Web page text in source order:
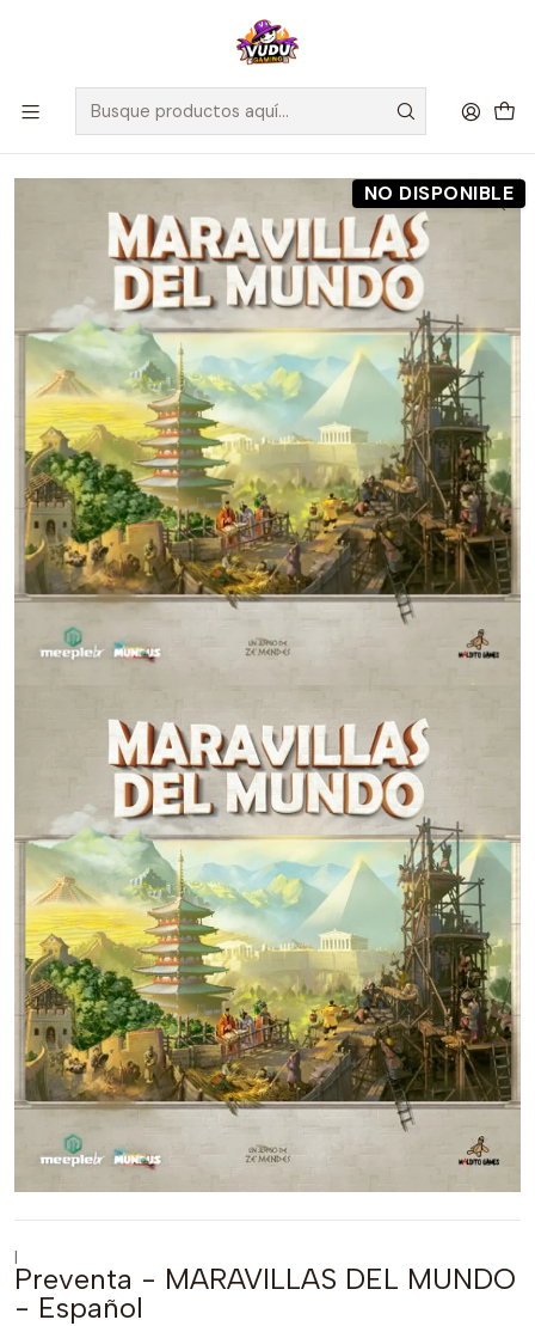
🚀 ¡Despachamos a todo Chile! Envío GRATIS a Regiones sobre
$100.000 y a RM sobre $35.000
Inicio Preventas Maldito Games
Preventa - MARAVILLAS DEL MUNDO - Español
NO DISPONIBLE
|
Preventa - MARAVILLAS DEL MUNDO
- Español